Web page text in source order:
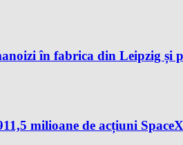
în fabrica din Leipzig și
milioane de acțiuni